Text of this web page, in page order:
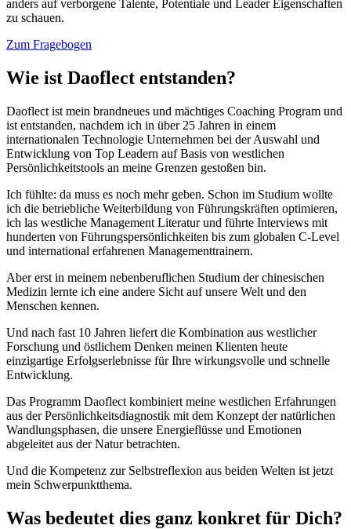
anders auf verborgene Talente, Potentiale und Leader Eigenschaften
zu schauen.
Zum Fragebogen
Wie ist Daoflect entstanden?
Daoflect ist mein brandneues und mächtiges Coaching Program und
ist entstanden, nachdem ich in über 25 Jahren in einem
internationalen Technologie Unternehmen bei der Auswahl und
Entwicklung von Top Leadern auf Basis von westlichen
Persönlichkeitstools an meine Grenzen gestoßen bin.
Ich fühlte: da muss es noch mehr geben. Schon im Studium wollte
ich die betriebliche Weiterbildung von Führungskräften optimieren,
ich las westliche Management Literatur und führte Interviews mit
hunderten von Führungspersönlichkeiten bis zum globalen C-Level
und international erfahrenen Managementtrainern.
Aber erst in meinem nebenberuflichen Studium der chinesischen
Medizin lernte ich eine andere Sicht auf unsere Welt und den
Menschen kennen.
Und nach fast 10 Jahren liefert die Kombination aus westlicher
Forschung und östlichem Denken meinen Klienten heute
einzigartige Erfolgserlebnisse für Ihre wirkungsvolle und schnelle
Entwicklung.
Das Programm Daoflect kombiniert meine westlichen Erfahrungen
aus der Persönlichkeitsdiagnostik mit dem Konzept der natürlichen
Wandlungsphasen, die unsere Energieflüsse und Emotionen
abgeleitet aus der Natur betrachten.
Und die Kompetenz zur Selbstreflexion aus beiden Welten ist jetzt
mein Schwerpunktthema.
Was bedeutet dies ganz konkret für Dich?